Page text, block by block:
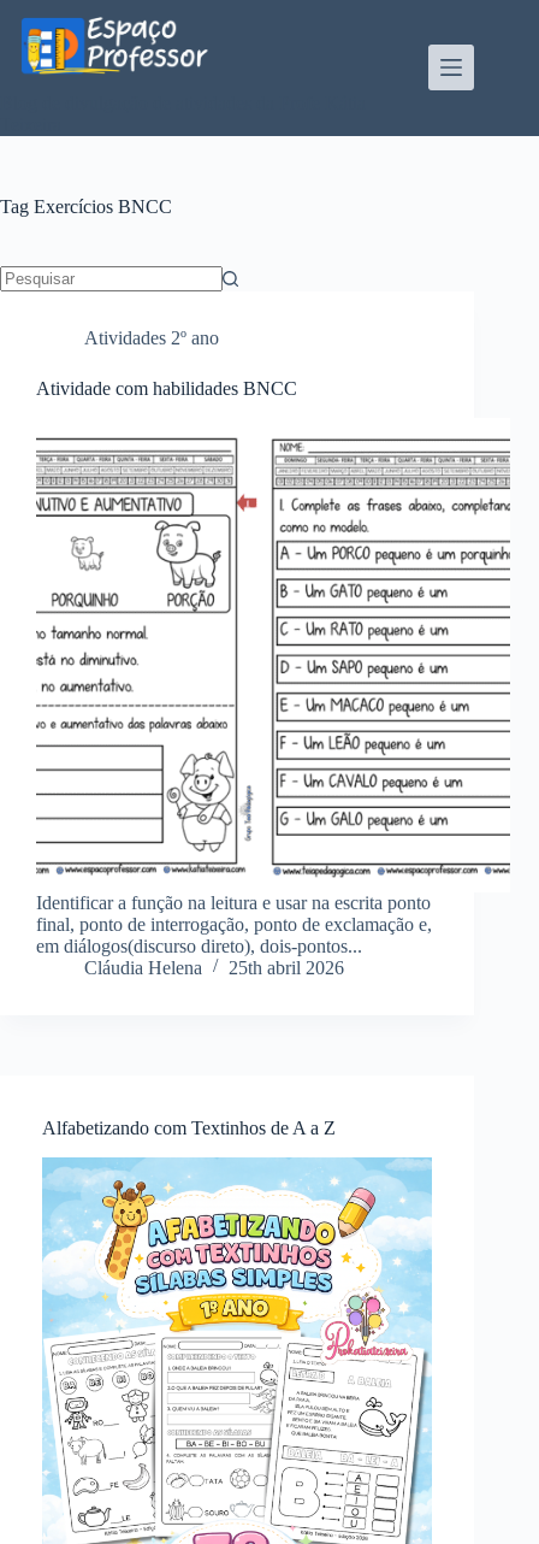
para
conteúdo
Tag Exercícios BNCC
Atividades 2º ano
Atividade com habilidades BNCC
Identificar a função na leitura e usar na escrita ponto
final, ponto de interrogação, ponto de exclamação e,
em diálogos(discurso direto), dois-pontos...
Cláudia Helena
25th abril 2026
Alfabetizando com Textinhos de A a Z